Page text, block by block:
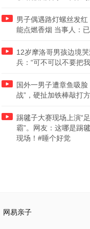
男子偶遇路灯螺丝发
能点燃香烟 当事人：
12岁摩洛哥男孩边境
兵：“可不可以不要把
国外一男子遭章鱼吸脸
战”，硬扯加铁棒敲打
踢毽子大赛现场上演“
霸”。网友：这哪是踢
现场！#睡个好觉
网易亲子